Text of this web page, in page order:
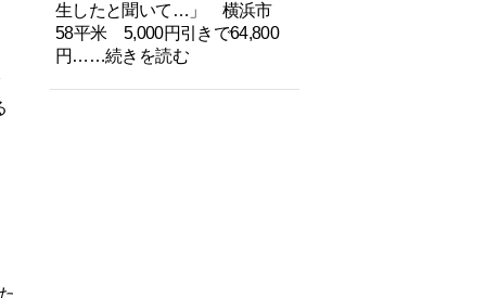
生したと聞いて…」 横浜市
58平米 5,000円引きで64,800
円……続きを読む